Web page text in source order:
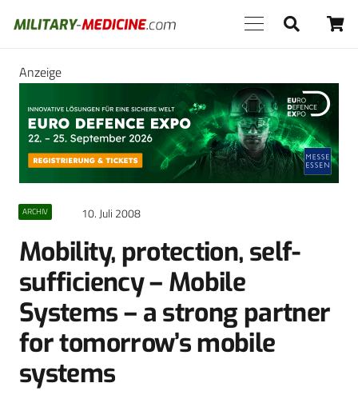
Anzeige
ARCHIV 10. Juli 2008
Mobility, protection, self-
sufficiency – Mobile
Systems – a strong partner
for tomorrow’s mobile
systems